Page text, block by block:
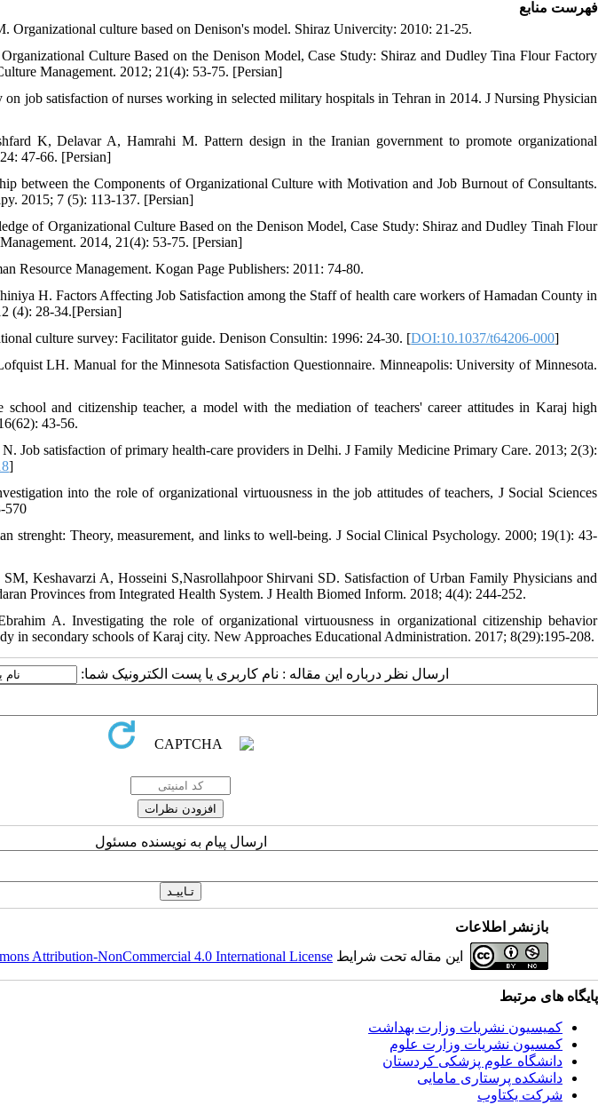
فهرست منابع
culture based on Denison's model. Shiraz Univercity: 2010: 21-25.
Culture Based on the Denison Model, Case Study: Shiraz and Dudley Tina Flour Factory
Management. 2012; 21(4): 53-75. [Persian]
job satisfaction of nurses working in selected military hospitals in Tehran in 2014. J Nursing Physician
K, Delavar A, Hamrahi M. Pattern design in the Iranian government to promote organizational
47-66. [Persian]
between the Components of Organizational Culture with Motivation and Job Burnout of Consultants.
2015; 7 (5): 113-137. [Persian]
of Organizational Culture Based on the Denison Model, Case Study: Shiraz and Dudley Tinah Flour
2014, 21(4): 53-75. [Persian]
Resource Management. Kogan Page Publishers: 2011: 74-80.
H. Factors Affecting Job Satisfaction among the Staff of health care workers of Hamadan County in
(4): 28-34.[Persian]
culture survey: Facilitator guide. Denison Consultin: 1996: 24-30. [DOI:10.1037/t64206-000]
LH. Manual for the Minnesota Satisfaction Questionnaire. Minneapolis: University of Minnesota.
and citizenship teacher, a model with the mediation of teachers' career attitudes in Karaj high
43-56.
Job satisfaction of primary health-care providers in Delhi. J Family Medicine Primary Care. 2013; 2(3):
]
into the role of organizational virtuousness in the job attitudes of teachers, J Social Sciences
570
strenght: Theory, measurement, and links to well-being. J Social Clinical Psychology. 2000; 19(1): 43-
Keshavarzi A, Hosseini S,Nasrollahpoor Shirvani SD. Satisfaction of Urban Family Physicians and
Provinces from Integrated Health System. J Health Biomed Inform. 2018; 4(4): 244-252.
A. Investigating the role of organizational virtuousness in organizational citizenship behavior
in secondary schools of Karaj city. New Approaches Educational Administration. 2017; 8(29):195-208.
ارسال نظر درباره این مقاله : نام کاربری یا پست الکترونیک شما:
ارسال پیام به نویسنده مسئول
بازنشر اطلاعات
این مقاله تحت شرایط Attribution-NonCommercial 4.0 International License
پایگاه های مرتبط
کمیسیون نشریات وزارت بهداشت
کمسیون نشریات وزارت علوم
دانشگاه علوم پزشکی کردستان
دانشکده پرستاری مامایی
شرکت یکتاوب